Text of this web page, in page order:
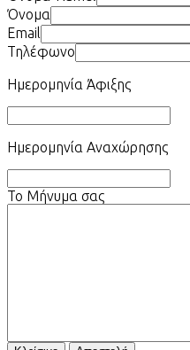
Όνομα
Email
Τηλέφωνο
Ημερομηνία Άφιξης
Ημερομηνία Αναχώρησης
Το Μήνυμα σας